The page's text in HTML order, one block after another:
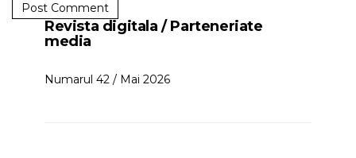
Post Comment
Revista digitala / Parteneriate
media
Numarul 42 / Mai 2026